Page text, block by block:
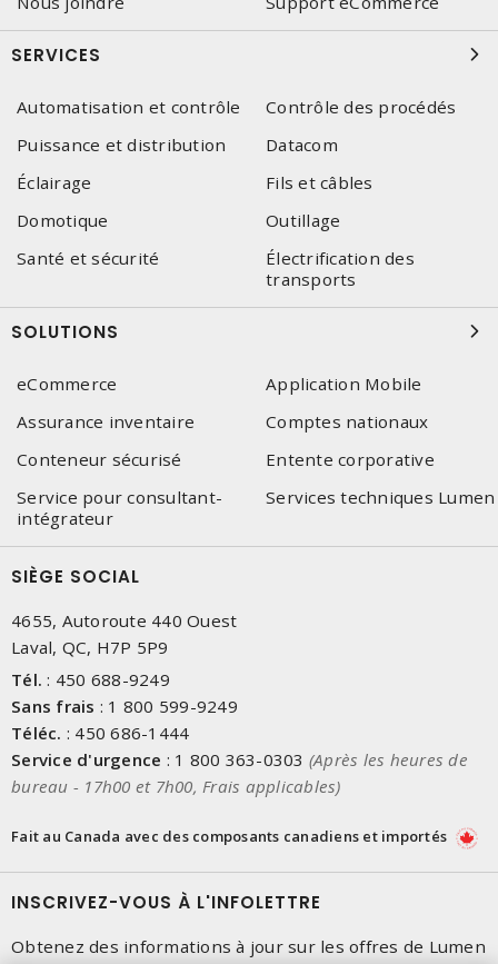
SERVICES
Automatisation et contrôle
Contrôle des procédés
Puissance et distribution
Datacom
Éclairage
Fils et câbles
Domotique
Outillage
Santé et sécurité
Électrification des
transports
SOLUTIONS
eCommerce
Application Mobile
Assurance inventaire
Comptes nationaux
Conteneur sécurisé
Entente corporative
Service pour consultant-
intégrateur
Services techniques Lumen
SIÈGE SOCIAL
4655, Autoroute 440 Ouest
Laval, QC, H7P 5P9
Tél. : 450 688-9249
Sans frais : 1 800 599-9249
Téléc. : 450 686-1444
Service d'urgence : 1 800 363-0303 (Après les heures de
bureau - 17h00 et 7h00, Frais applicables)
Fait au Canada avec des composants canadiens et importés
INSCRIVEZ-VOUS À L'INFOLETTRE
Obtenez des informations à jour sur les offres de Lumen